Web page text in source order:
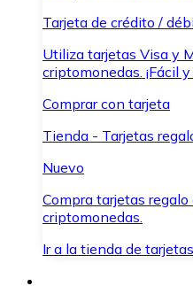
Tarjeta de crédito /
Utiliza tarjetas Visa y
criptomonedas. ¡Fácil y
Comprar con tarjeta
Tienda - Tarjetas
Nuevo
Compra tarjetas
criptomonedas.
Ir a la tienda de